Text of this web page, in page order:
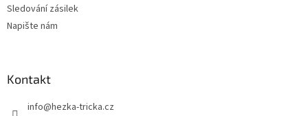
Sledování zásilek
Napište nám
Kontakt
info@hezka-tricka.cz